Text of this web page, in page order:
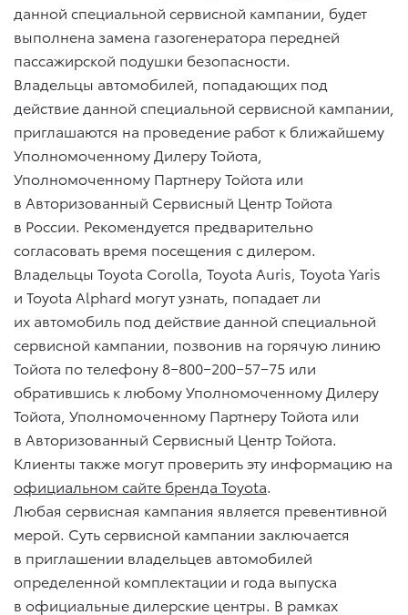
данной специальной сервисной кампании, будет
выполнена замена газогенератора передней
пассажирской подушки безопасности.
Владельцы автомобилей, попадающих под
действие данной специальной сервисной кампании,
приглашаются на проведение работ к ближайшему
Уполномоченному Дилеру Тойота,
Уполномоченному Партнеру Тойота или
в Авторизованный Сервисный Центр Тойота
в России. Рекомендуется предварительно
согласовать время посещения с дилером.
Владельцы Toyota Corolla, Toyota Auris, Toyota Yaris
и Toyota Alphard могут узнать, попадает ли
их автомобиль под действие данной специальной
сервисной кампании, позвонив на горячую линию
Тойота по телефону 8−800−200−57−75 или
обратившись к любому Уполномоченному Дилеру
Тойота, Уполномоченному Партнеру Тойота или
в Авторизованный Сервисный Центр Тойота.
Клиенты также могут проверить эту информацию на
официальном сайте бренда Toyota.
Любая сервисная кампания является превентивной
мерой. Суть сервисной кампании заключается
в приглашении владельцев автомобилей
определенной комплектации и года выпуска
в официальные дилерские центры. В рамках